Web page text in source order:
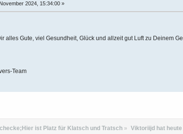
2024, 15:34:00 »
alles Gute, viel Gesundheit, Glück und allzeit gut Luft zu Deinem
Team
ist Platz für Klatsch und Tratsch » Viktoriijd hat